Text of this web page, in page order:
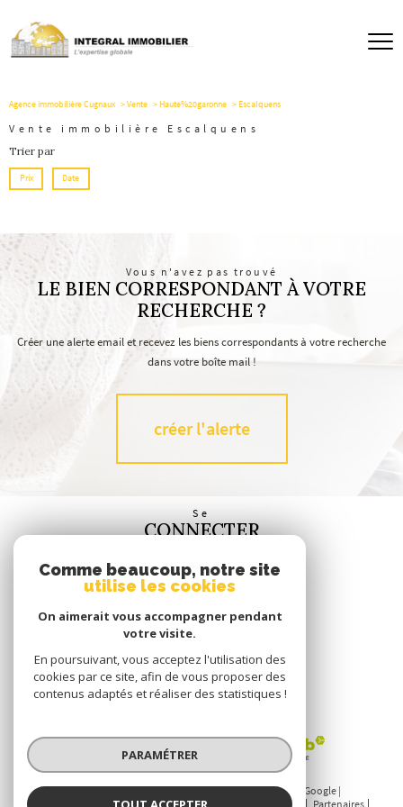
Agence immobilière Cugnaux Vente Haute%20garonne Escalquens
Vente immobilière Escalquens
Trier par
Prix Date
Vous n'avez pas trouvé
LE BIEN CORRESPONDANT À VOTRE
RECHERCHE ?
Créer une alerte email et recevez les biens correspondants à votre recherche
dans votre boîte mail !
créer l'alerte
Se
CONNECTER
espace propriétaire
SUIVRE
Nous
© 2026 | Tous droits réservés | Traduction powered by Google |
Plan du site Mentions légales Admin Partenaires
Comme beaucoup, notre site
utilise les cookies
On aimerait vous accompagner pendant
votre visite.
En poursuivant, vous acceptez l'utilisation des
cookies par ce site, afin de vous proposer des
contenus adaptés et réaliser des statistiques !
PARAMÉTRER